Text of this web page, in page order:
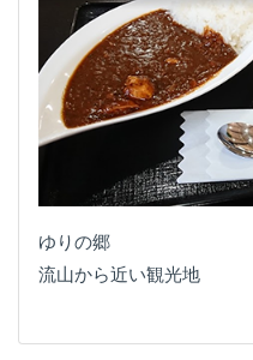
ゆりの郷
流山から近い観光地